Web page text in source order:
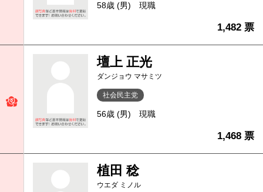
58歳 (男) 現職
1,482 票
壇上 正光
ダンジョウ マサミツ
社会民主党
56歳 (男) 現職
1,468 票
植田 稔
ウエダ ミノル